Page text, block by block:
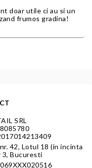
doar utile ci au si un
frumos gradina!
SRL
42, Lotul 18 (in incinta
3, Bucuresti